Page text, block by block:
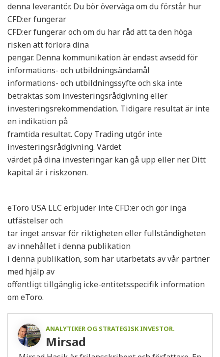
denna leverantör. Du bör överväga om du förstår hur
CFD:er fungerar
CFD:er fungerar och om du har råd att ta den höga
risken att förlora dina
pengar. Denna kommunikation är endast avsedd för
informations- och utbildningsändamål
informations- och utbildningssyfte och ska inte
betraktas som investeringsrådgivning eller
investeringsrekommendation. Tidigare resultat är inte
en indikation på
framtida resultat. Copy Trading utgör inte
investeringsrådgivning. Värdet
värdet på dina investeringar kan gå upp eller ner. Ditt
kapital är i riskzonen.
eToro USA LLC erbjuder inte CFD:er och gör inga
utfästelser och
tar inget ansvar för riktigheten eller fullständigheten
av innehållet i denna publikation
i denna publikation, som har utarbetats av vår partner
med hjälp av
offentligt tillgänglig icke-entitetsspecifik information
om eToro.
ANALYTIKER OG STRATEGISK INVESTOR.
Mirsad